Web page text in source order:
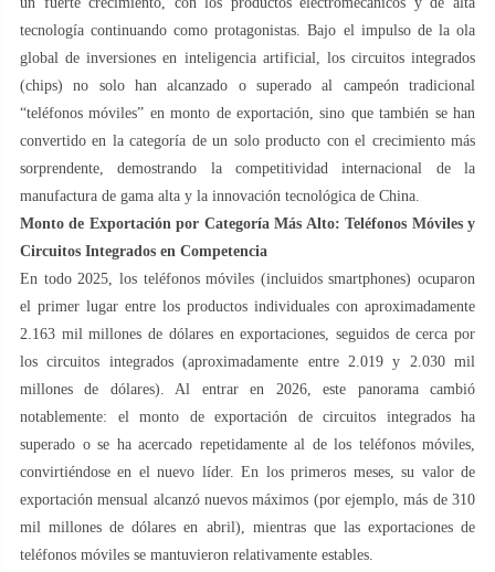
tecnología continuando como protagonistas. Bajo el impulso de la ola
global de inversiones en inteligencia artificial, los circuitos integrados
(chips) no solo han alcanzado o superado al campeón tradicional
“teléfonos móviles” en monto de exportación, sino que también se han
convertido en la categoría de un solo producto con el crecimiento más
sorprendente, demostrando la competitividad internacional de la
manufactura de gama alta y la innovación tecnológica de China.
Monto de Exportación por Categoría Más Alto: Teléfonos Móviles y
Circuitos Integrados en Competencia
En todo 2025, los teléfonos móviles (incluidos smartphones) ocuparon
el primer lugar entre los productos individuales con aproximadamente
2.163 mil millones de dólares en exportaciones, seguidos de cerca por
los circuitos integrados (aproximadamente entre 2.019 y 2.030 mil
millones de dólares). Al entrar en 2026, este panorama cambió
notablemente: el monto de exportación de circuitos integrados ha
superado o se ha acercado repetidamente al de los teléfonos móviles,
convirtiéndose en el nuevo líder. En los primeros meses, su valor de
exportación mensual alcanzó nuevos máximos (por ejemplo, más de 310
mil millones de dólares en abril), mientras que las exportaciones de
teléfonos móviles se mantuvieron relativamente estables.